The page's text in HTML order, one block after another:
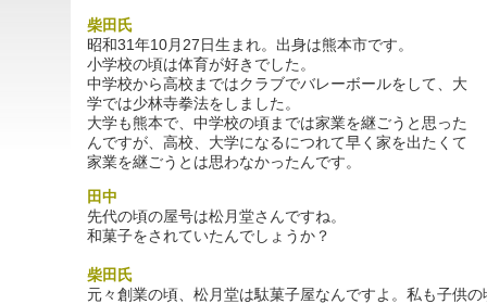
柴田氏
昭和31年10月27日生まれ。出身は熊本市です。
小学校の頃は体育が好きでした。
中学校から高校まではクラブでバレーボールをして、大
学では少林寺拳法をしました。
大学も熊本で、中学校の頃までは家業を継ごうと思った
んですが、高校、大学になるにつれて早く家を出たくて
家業を継ごうとは思わなかったんです。
田中
先代の頃の屋号は松月堂さんですね。
和菓子をされていたんでしょうか？
柴田氏
元々創業の頃、松月堂は駄菓子屋なんですよ。私も子供